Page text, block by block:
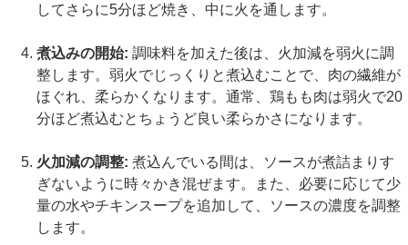
してさらに5分ほど焼き、中に火を通します​。
煮込みの開始: 調味料を加えた後は、火加減を弱火に調
整します。弱火でじっくりと煮込むことで、肉の繊維が
ほぐれ、柔らかくなります。通常、鶏もも肉は弱火で20
分ほど煮込むとちょうど良い柔らかさになります。
火加減の調整: 煮込んでいる間は、ソースが煮詰まりす
ぎないように時々かき混ぜます。また、必要に応じて少
量の水やチキンスープを追加して、ソースの濃度を調整
します。